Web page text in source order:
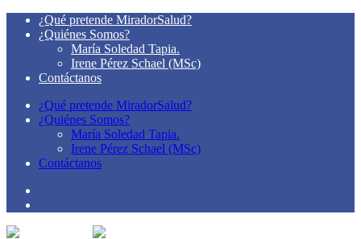
¿Qué pretende MiradorSalud?
¿Quiénes Somos?
María Soledad Tapia.
Irene Pérez Schael (MSc)
Contáctanos
¿Qué pretende MiradorSalud?
¿Quiénes Somos?
María Soledad Tapia.
Irene Pérez Schael (MSc)
Contáctanos